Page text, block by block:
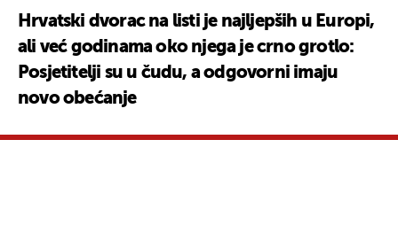
Hrvatski dvorac na listi je najljepših u Europi,
ali već godinama oko njega je crno grotlo:
Posjetitelji su u čudu, a odgovorni imaju
novo obećanje